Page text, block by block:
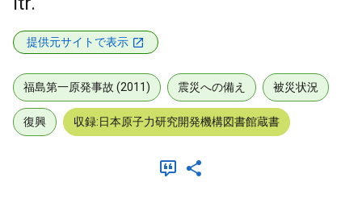
提供元サイトで表示
福島第一原発事故 (2011) 震災への備え 被災状況
復興 収録:日本原子力研究開発機構図書館蔵書